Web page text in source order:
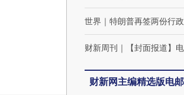
世界 ｜ 特朗普再签两份行
财新周刊 ｜ 【封面报道】
财新网主编精选版电邮